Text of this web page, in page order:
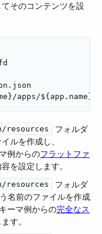
そのコンテンツを設
apps/${app.name}/
resources
​ フォルダ
ルを作成し、
例からのフラットファ
を設定します。
resources
​ フォルダ
う名前のファイルを作成
ーマ例からの​完全なス
す。